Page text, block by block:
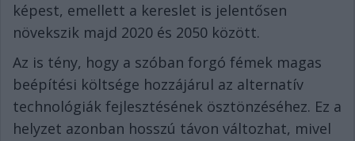
képest, emellett a kereslet is jelentősen
növekszik majd 2020 és 2050 között.
Az is tény, hogy a szóban forgó fémek magas
beépítési költsége hozzájárul az alternatív
technológiák fejlesztésének ösztönzéséhez. Ez a
helyzet azonban hosszú távon változhat, mivel